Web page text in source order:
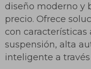
diseño moderno y
precio. Ofrece
con
suspensión, alta
inteligente a